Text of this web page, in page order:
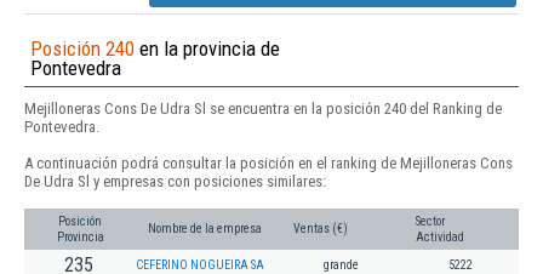
Posición 240 en la provincia de
Pontevedra
Mejilloneras Cons De Udra Sl se encuentra en la posición 240 del Ranking de
Pontevedra.
A continuación podrá consultar la posición en el ranking de Mejilloneras Cons
De Udra Sl y empresas con posiciones similares:
Posición
Provincia
Nombre de la empresa Ventas (€)
Sector
Actividad
235 CEFERINO NOGUEIRA SA grande 5222